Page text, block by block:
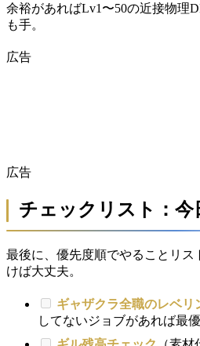
余裕があればLv1〜50の近接物理
も手。
広告
広告
チェックリスト：今
最後に、優先度順でやることリス
けば大丈夫。
ギャザクラ全職のレベリ
してないジョブがあれば最優